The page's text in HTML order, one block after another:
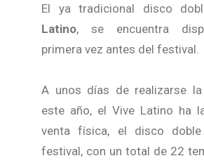
El ya tradicional disco
Latino, se encuentra
primera vez antes del festival.
A unos días de realizarse
este año, el Vive Latino ha
venta física, el disco
festival, con un total de 22